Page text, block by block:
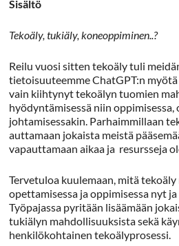
Sisältö
Tekoäly, tukiäly, koneoppiminen..?
Reilu vuosi sitten tekoäly tuli
tietoisuuteemme ChatGPT:n
vain kiihtynyt tekoälyn tuomien
hyödyntämisessä niin oppimisessa,
johtamisessakin. Parhaimmillaan
auttamaan jokaista meistä
vapauttamaan aikaa ja resursseja
Tervetuloa kuulemaan, mitä
opettamisessa ja oppimisessa nyt
Työpajassa pyritään lisäämään
tukiälyn mahdollisuuksista sekä
henkilökohtainen tekoälyprosessi.